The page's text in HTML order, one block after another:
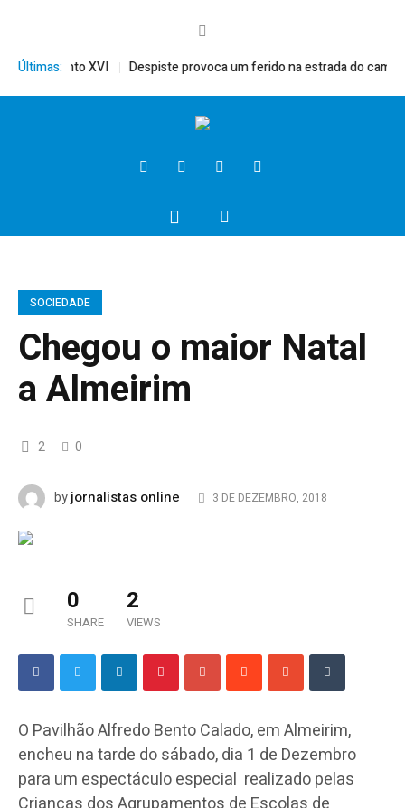
Últimas:
Bento XVI Despiste provoca um ferido na estrada do campo
SOCIEDADE
Chegou o maior Natal
a Almeirim
2 0
byjornalistas online 3 DE DEZEMBRO, 2018
0
SHARE
2
VIEWS
O Pavilhão Alfredo Bento Calado, em Almeirim,
encheu na tarde do sábado, dia 1 de Dezembro
para um espectáculo especial realizado pelas